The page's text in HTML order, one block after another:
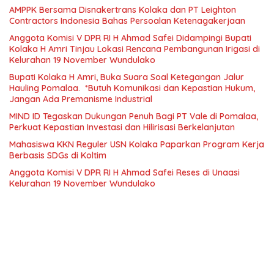
AMPPK Bersama Disnakertrans Kolaka dan PT Leighton
Contractors Indonesia Bahas Persoalan Ketenagakerjaan
Anggota Komisi V DPR RI H Ahmad Safei Didampingi Bupati
Kolaka H Amri Tinjau Lokasi Rencana Pembangunan Irigasi di
Kelurahan 19 November Wundulako
Bupati Kolaka H Amri, Buka Suara Soal Ketegangan Jalur
Hauling Pomalaa. *Butuh Komunikasi dan Kepastian Hukum,
Jangan Ada Premanisme Industrial
MIND ID Tegaskan Dukungan Penuh Bagi PT Vale di Pomalaa,
Perkuat Kepastian Investasi dan Hilirisasi Berkelanjutan
Mahasiswa KKN Reguler USN Kolaka Paparkan Program Kerja
Berbasis SDGs di Koltim
Anggota Komisi V DPR RI H Ahmad Safei Reses di Unaasi
Kelurahan 19 November Wundulako